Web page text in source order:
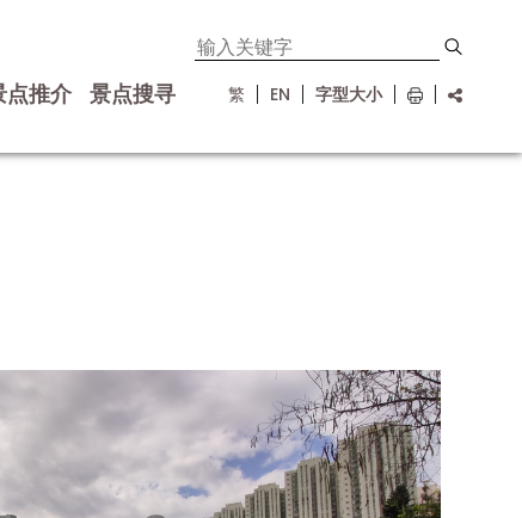
点推介 景点搜寻 繁 EN 字型大小